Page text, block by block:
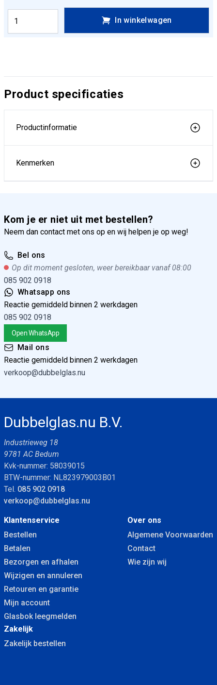
In winkelwagen
Product specificaties
Productinformatie
Kenmerken
Kom je er niet uit met bestellen?
Neem dan contact met ons op en wij helpen je op weg!
Bel ons
Op dit moment gesloten, weer bereikbaar vanaf 08:00
085 902 0918
Whatsapp ons
Reactie gemiddeld binnen 2 werkdagen
085 902 0918
Open WhatsApp
Mail ons
Reactie gemiddeld binnen 2 werkdagen
verkoop@dubbelglas.nu
Dubbelglas.nu B.V.
Industrieweg 18
9781 AC Bedum
Kvk-nummer: 58039015
BTW-nummer: NL823979003B01
Tel. 085 902 0918
verkoop@dubbelglas.nu
Klantenservice
Bestellen
Betalen
Bezorgen en afhalen
Wijzigen en annuleren
Retouren en garantie
Mijn account
Glasbok leegmelden
Over ons
Algemene Voorwaarden
Contact
Wie zijn wij
Zakelijk
Zakelijk bestellen